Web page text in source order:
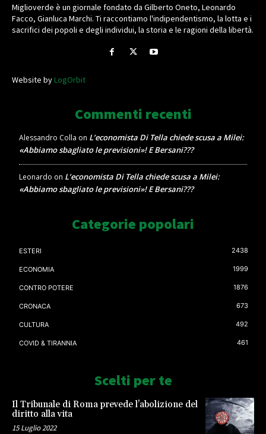
Miglioverde è un giornale fondato da Gilberto Oneto, Leonardo
Facco, Gianluca Marchi. Ti raccontiamo l'indipendentismo, la lotta e i
sacrifici dei popoli e degli individui, la storia e le ragioni della libertà.
Website byLogOrbit
Commenti recenti
Alessandro Colla on L’economista Di Tella chiede scusa a Milei:
«Abbiamo sbagliato le previsioni»! E Bersani???
Leonardo on L’economista Di Tella chiede scusa a Milei:
«Abbiamo sbagliato le previsioni»! E Bersani???
Categorie popolari
ESTERI 2438
ECONOMIA 1999
CONTRO POTERE 1876
CRONACA 673
CULTURA 492
COVID & TIRANNIA 461
Scelti per te
Il Tribunale di Roma prevede l’abolizione del
diritto alla vita
15 Luglio 2022